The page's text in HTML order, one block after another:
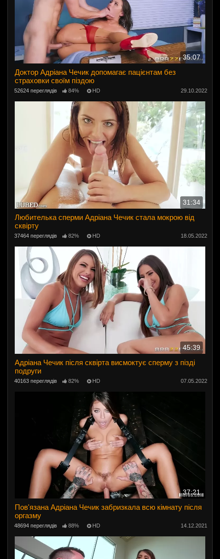
35:07
Доктор Адріана Чечик допомагає пацієнтам без
страховки своїм піздою
52624 переглядів 84% HD 29.10.2022
31:34
Любителька сперми Адріана Чечик стала мокрою від
сквірту
37464 переглядів 82% HD 18.05.2022
45:39
Адріана Чечик після сквірта висмоктує сперму з пізді
подруги
40163 переглядів 82% HD 07.05.2022
37:21
Пов'язана Адріана Чечик забризкала всю кімнату після
оргазму
48694 переглядів 88% HD 14.12.2021